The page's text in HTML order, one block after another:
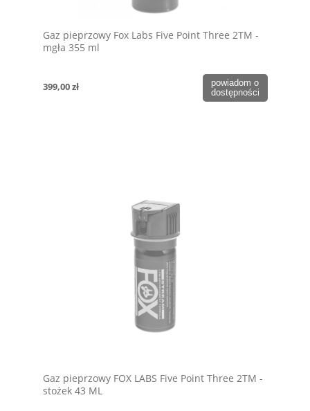
Gaz pieprzowy Fox Labs Five Point Three 2TM -
mgła 355 ml
399,00 zł
powiadom o
dostępności
Gaz pieprzowy FOX LABS Five Point Three 2TM -
stożek 43 ML